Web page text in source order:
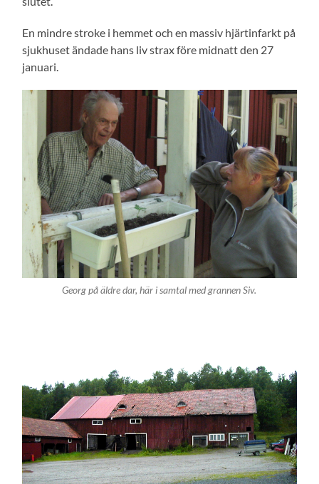
En mindre stroke i hemmet och en massiv hjärtinfarkt på
sjukhuset ändade hans liv strax före midnatt den 27
januari.
Georg på äldre dar, här i samtal med grannen Siv.